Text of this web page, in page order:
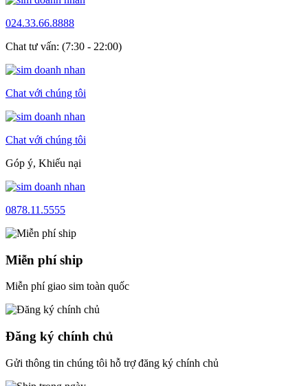
024.33.66.8888
Chat tư vấn: (7:30 - 22:00)
Chat với chúng tôi
Chat với chúng tôi
Góp ý, Khiếu nại
0878.11.5555
Miễn phí ship
Miễn phí giao sim toàn quốc
Đăng ký chính chủ
Gửi thông tin chúng tôi hỗ trợ đăng ký chính chủ